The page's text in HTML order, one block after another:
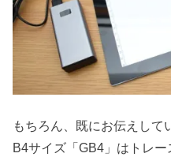
もちろん、既にお伝えして
B4サイズ「GB4」はトレ